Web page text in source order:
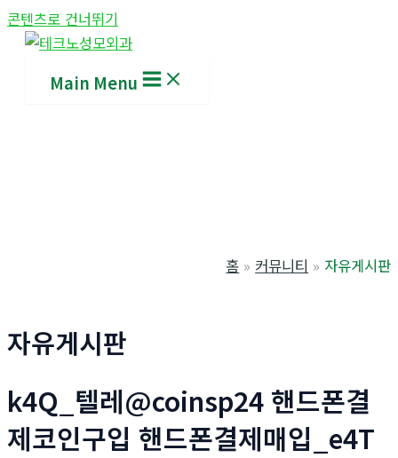
콘텐츠로 건너뛰기
Main Menu
홈 커뮤니티 자유게시판
자유게시판
k4Q_텔레@coinsp24 핸드폰결
제코인구입 핸드폰결제매입_e4T